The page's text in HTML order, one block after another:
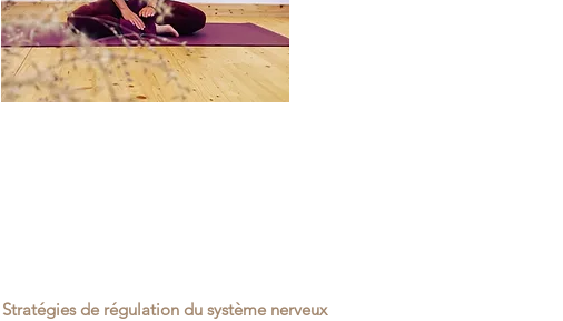
Stratégies de régulation du système nerveux